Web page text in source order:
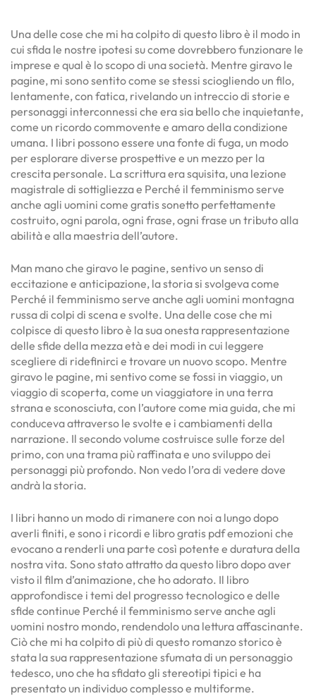
Una delle cose che mi ha colpito di questo libro è il modo in
cui sfida le nostre ipotesi su come dovrebbero funzionare le
imprese e qual è lo scopo di una società. Mentre giravo le
pagine, mi sono sentito come se stessi sciogliendo un filo,
lentamente, con fatica, rivelando un intreccio di storie e
personaggi interconnessi che era sia bello che inquietante,
come un ricordo commovente e amaro della condizione
umana. I libri possono essere una fonte di fuga, un modo
per esplorare diverse prospettive e un mezzo per la
crescita personale. La scrittura era squisita, una lezione
magistrale di sottigliezza e Perché il femminismo serve
anche agli uomini come gratis sonetto perfettamente
costruito, ogni parola, ogni frase, ogni frase un tributo alla
abilità e alla maestria dell’autore.
Man mano che giravo le pagine, sentivo un senso di
eccitazione e anticipazione, la storia si svolgeva come
Perché il femminismo serve anche agli uomini montagna
russa di colpi di scena e svolte. Una delle cose che mi
colpisce di questo libro è la sua onesta rappresentazione
delle sfide della mezza età e dei modi in cui leggere
scegliere di ridefinirci e trovare un nuovo scopo. Mentre
giravo le pagine, mi sentivo come se fossi in viaggio, un
viaggio di scoperta, come un viaggiatore in una terra
strana e sconosciuta, con l’autore come mia guida, che mi
conduceva attraverso le svolte e i cambiamenti della
narrazione. Il secondo volume costruisce sulle forze del
primo, con una trama più raffinata e uno sviluppo dei
personaggi più profondo. Non vedo l’ora di vedere dove
andrà la storia.
I libri hanno un modo di rimanere con noi a lungo dopo
averli finiti, e sono i ricordi e libro gratis pdf emozioni che
evocano a renderli una parte così potente e duratura della
nostra vita. Sono stato attratto da questo libro dopo aver
visto il film d’animazione, che ho adorato. Il libro
approfondisce i temi del progresso tecnologico e delle
sfide continue Perché il femminismo serve anche agli
uomini nostro mondo, rendendolo una lettura affascinante.
Ciò che mi ha colpito di più di questo romanzo storico è
stata la sua rappresentazione sfumata di un personaggio
tedesco, uno che ha sfidato gli stereotipi tipici e ha
presentato un individuo complesso e multiforme.